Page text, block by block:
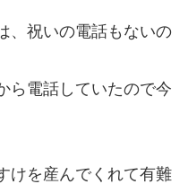
、祝いの電話もないの
ら電話していたので今
けを産んでくれて有難